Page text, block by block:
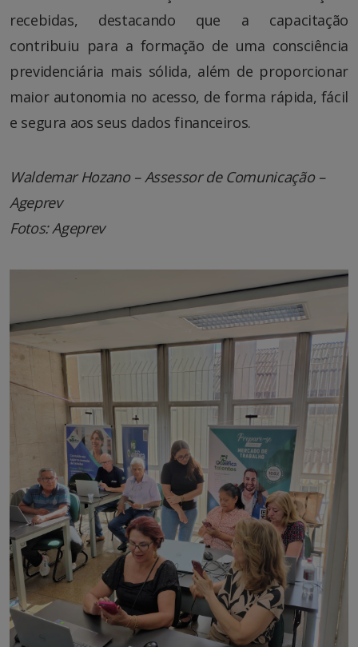
recebidas, destacando que a capacitação
contribuiu para a formação de uma consciência
previdenciária mais sólida, além de proporcionar
maior autonomia no acesso, de forma rápida, fácil
e segura aos seus dados financeiros.
Waldemar Hozano – Assessor de Comunicação –
Ageprev
Fotos: Ageprev